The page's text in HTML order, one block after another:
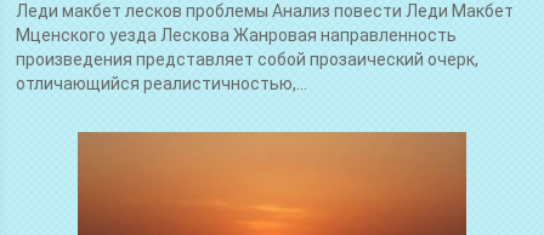
Леди макбет лесков проблемы Анализ повести Леди Макбет
Мценского уезда Лескова Жанровая направленность
произведения представляет собой прозаический очерк,
отличающийся реалистичностью,...